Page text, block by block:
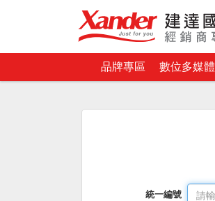
品牌專區 數位多媒體
統一編號